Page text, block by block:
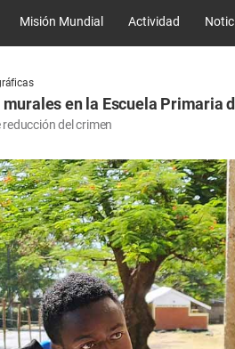
Misión Mundial Actividad
en la Escuela Primaria
del crimen